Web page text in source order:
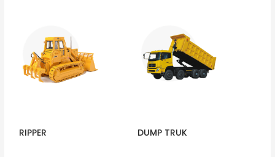
RIPPER DUMP TRUK